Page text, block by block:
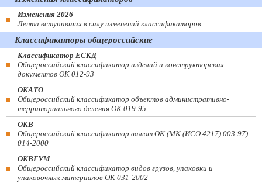
Изменения 2026
Лента вступивших в силу изменений классификаторов
Классификаторы общероссийские
Классификатор ЕСКД
Общероссийский классификатор изделий и конструкторских
документов ОК 012-93
ОКАТО
Общероссийский классификатор объектов административно-
территориального деления ОК 019-95
ОКВ
Общероссийский классификатор валют ОК (МК (ИСО 4217) 003-97)
014-2000
ОКВГУМ
Общероссийский классификатор видов грузов, упаковки и
упаковочных материалов ОК 031-2002